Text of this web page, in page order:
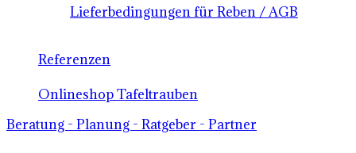
Lieferbedingungen für Reben / AGB
Referenzen
Onlineshop Tafeltrauben
Beratung - Planung - Ratgeber - Partner